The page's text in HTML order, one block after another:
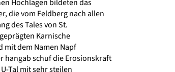
Hochlagen bildeten das
die vom Feldberg nach allen
des Tales von St.
Karnische
dem Namen Napf
hangab schuf die Erosionskraft
Tal mit sehr steilen